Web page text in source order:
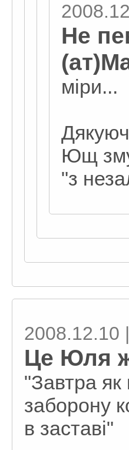
Не
міри...
Ющ
"з
2008.12.10
Це Юля
"Завтра як
заборону
в заставі"